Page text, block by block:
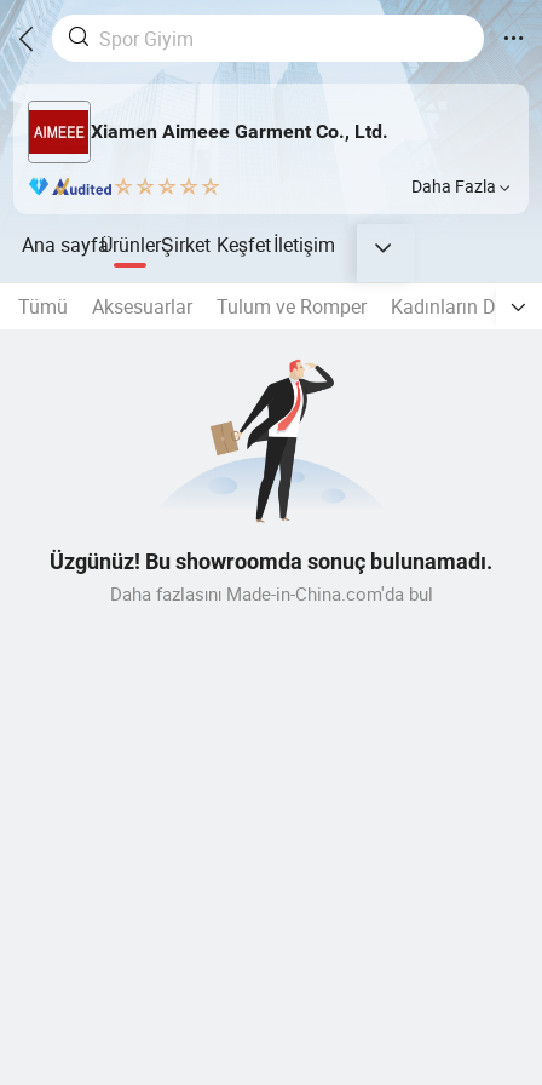
Xiamen Aimeee Garment Co., Ltd.
Daha Fazla
Ana sayfaÜrünlerŞirket Keşfetİletişim
Tümü Aksesuarlar Tulum ve Romper Kadınların
Üzgünüz! Bu showroomda sonuç bulunamadı.
Daha fazlasını Made-in-China.com'da bul